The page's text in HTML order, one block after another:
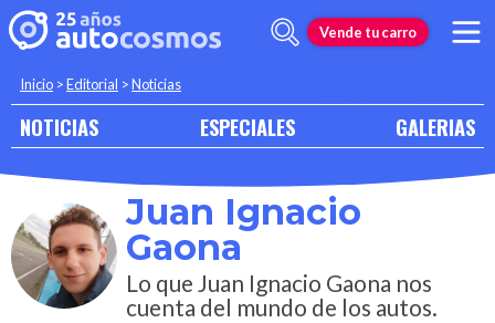
Vende tu carro
Inicio >Editorial >Noticias
NOTICIAS ESPECIALES GALERIAS
Juan Ignacio
Gaona
Lo que Juan Ignacio Gaona nos
cuenta del mundo de los autos.